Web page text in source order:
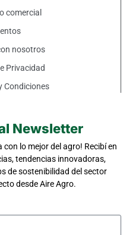
comercial
nosotros
Privacidad
Condiciones
Newsletter
con lo mejor del agro! Recibí en
tendencias innovadoras,
de sostenibilidad del sector
desde Aire Agro.